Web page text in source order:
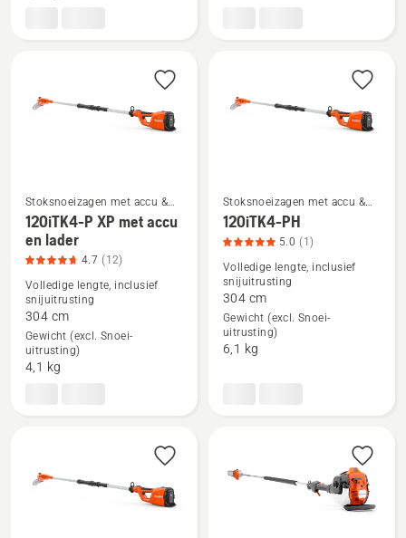
lader,
productbeoordeling
Bekijk
meer
details
over
120iTK4-
XP
productbeoordeling
Stoksnoeizagen met accu &
elektrische stoksnoeizagen
120iTK4-P XP met accu
en lader
4.7 (12)
Volledige lengte, inclusief
snijuitrusting
304 cm
Gewicht (excl. Snoei-
uitrusting)
4,1 kg
Bekijk
meer
details
120iTK4-
PH,
Stoksnoeizagen met accu &
elektrische stoksnoeizagen
120iTK4-PH
5.0 (1)
Volledige lengte, inclusief
snijuitrusting
304 cm
Gewicht (excl. Snoei-
uitrusting)
6,1 kg